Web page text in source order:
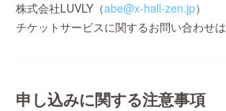
株式会社LUVLY（abe@x-hall-zen.jp）
チケットサービスに関するお問い合わせは
申し込みに関する注意事項